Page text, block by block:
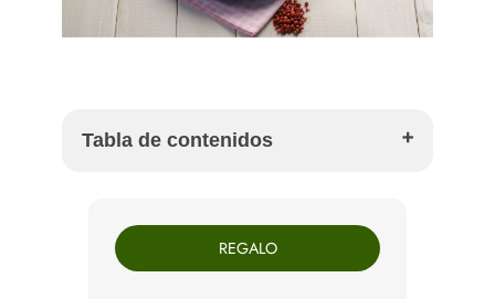
Tabla de contenidos
Cómo preparar pez limón marinado en cítricos
Por qué el pez limón funciona tan bien
marinado
REGALO